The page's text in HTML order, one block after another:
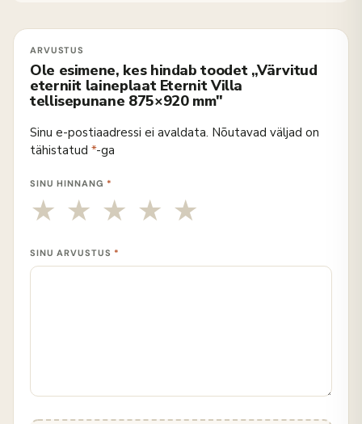
Ole esimene, kes hindab toodet „Värvitud
eterniit laineplaat Eternit Villa
tellisepunane 875×920 mm"
Sinu e-postiaadressi ei avaldata. Nõutavad väljad on
tähistatud *-ga
SINU HINNANG *
SINU ARVUSTUS *